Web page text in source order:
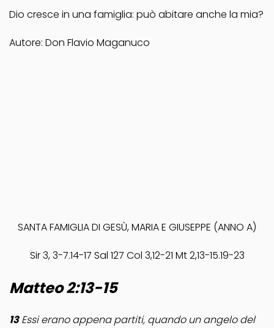
Dio cresce in una famiglia: può abitare anche la mia?
Autore: Don Flavio Maganuco
SANTA FAMIGLIA DI GESÙ, MARIA E GIUSEPPE (ANNO A)
Sir 3, 3-7.14-17 Sal 127 Col 3,12-21 Mt 2,13-15.19-23
Matteo 2:13-15
13Essi erano appena partiti, quando un angelo del